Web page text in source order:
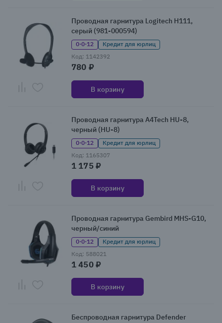
Проводная гарнитура Logitech H111,
серый (981-000594)
0·0·12
Кредит для юрлиц
Код: 1142392
780 ₽
В корзину
Проводная гарнитура A4Tech HU-8,
черный (HU-8)
0·0·12
Кредит для юрлиц
Код: 1165307
1 175 ₽
В корзину
Проводная гарнитура Gembird MHS-G10,
черный/синий
0·0·12
Кредит для юрлиц
Код: 588021
1 450 ₽
В корзину
Беспроводная гарнитура Defender